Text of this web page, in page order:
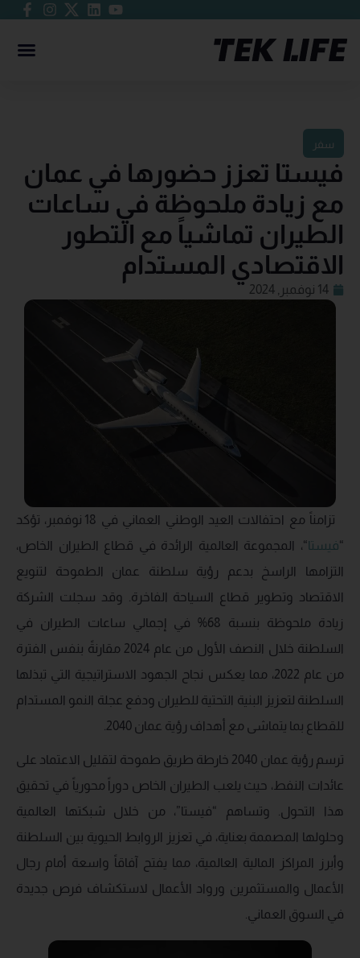
سفر
فيستا تعزز حضورها في عمان
مع زيادة ملحوظة في ساعات
الطيران تماشياً مع التطور
الاقتصادي المستدام
14 نوفمبر, 2024
تزامناً مع احتفالات العيد الوطني العماني في 18 نوفمبر، تؤكد
“فيستا“، المجموعة العالمية الرائدة في قطاع الطيران الخاص،
التزامها الراسخ بدعم رؤية سلطنة عمان الطموحة لتنويع
الاقتصاد وتطوير قطاع السياحة الفاخرة. وقد سجلت الشركة
زيادة ملحوظة بنسبة 68% في إجمالي ساعات الطيران في
السلطنة خلال النصف الأول من عام 2024 مقارنةً بنفس الفترة
من عام 2022، مما يعكس نجاح الجهود الاستراتيجية التي تبذلها
السلطنة لتعزيز البنية التحتية للطيران ودفع عجلة النمو المستدام
للقطاع بما يتماشى مع أهداف رؤية عمان 2040.
ترسم رؤية عمان 2040 خارطة طريق طموحة لتقليل الاعتماد على
عائدات النفط، حيث يلعب الطيران الخاص دوراً محورياً في تحقيق
هذا التحول. وتساهم “فيستا”، من خلال شبكتها العالمية
وحلولها المصممة بعناية، في تعزيز الروابط الحيوية بين السلطنة
وأبرز المراكز المالية العالمية، مما يفتح آفاقاً واسعة أمام رجال
الأعمال والمستثمرين ورواد الأعمال لاستكشاف فرص جديدة
في السوق العماني.